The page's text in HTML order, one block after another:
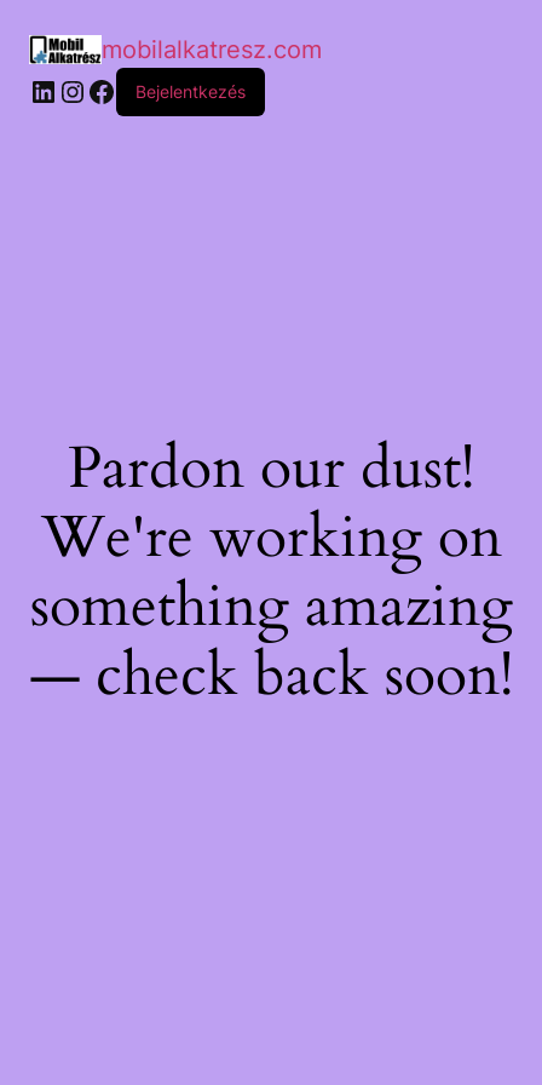
mobilalkatresz.com
Bejelentkezés
Pardon our dust!
We're working on
something amazing
— check back soon!